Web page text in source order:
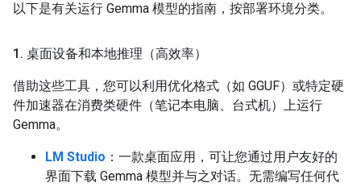
以下是有关运行 Gemma 模型的指南，按部署环境分类。
1 . 桌面设备和本地推理（高效率）
借助这些工具，您可以利用优化格式（如 GGUF）或特定硬
件加速器在消费类硬件（笔记本电脑、台式机）上运行
Gemma。
LM Studio ：一款桌面应用，可让您通过用户友好的
界面下载 Gemma 模型并与之对话。无需编写任何代